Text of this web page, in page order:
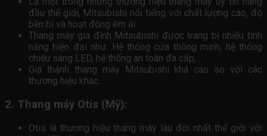
đầu thế giới, Mitsubishi nổi tiếng với chất lượng cao, độ
bền bỉ và hoạt động êm ái.
Thang máy gia đình Mitsubishi được trang bị nhiều tính
năng hiện đại như: Hệ thống cửa thông minh, hệ thống
chiếu sáng LED, hệ thống an toàn đa cấp,…
Giá thành thang máy Mitsubishi khá cao so với các
thương hiệu khác.
2. Thang máy Otis (Mỹ):
Otis là thương hiệu thang máy lâu đời nhất thế giới với